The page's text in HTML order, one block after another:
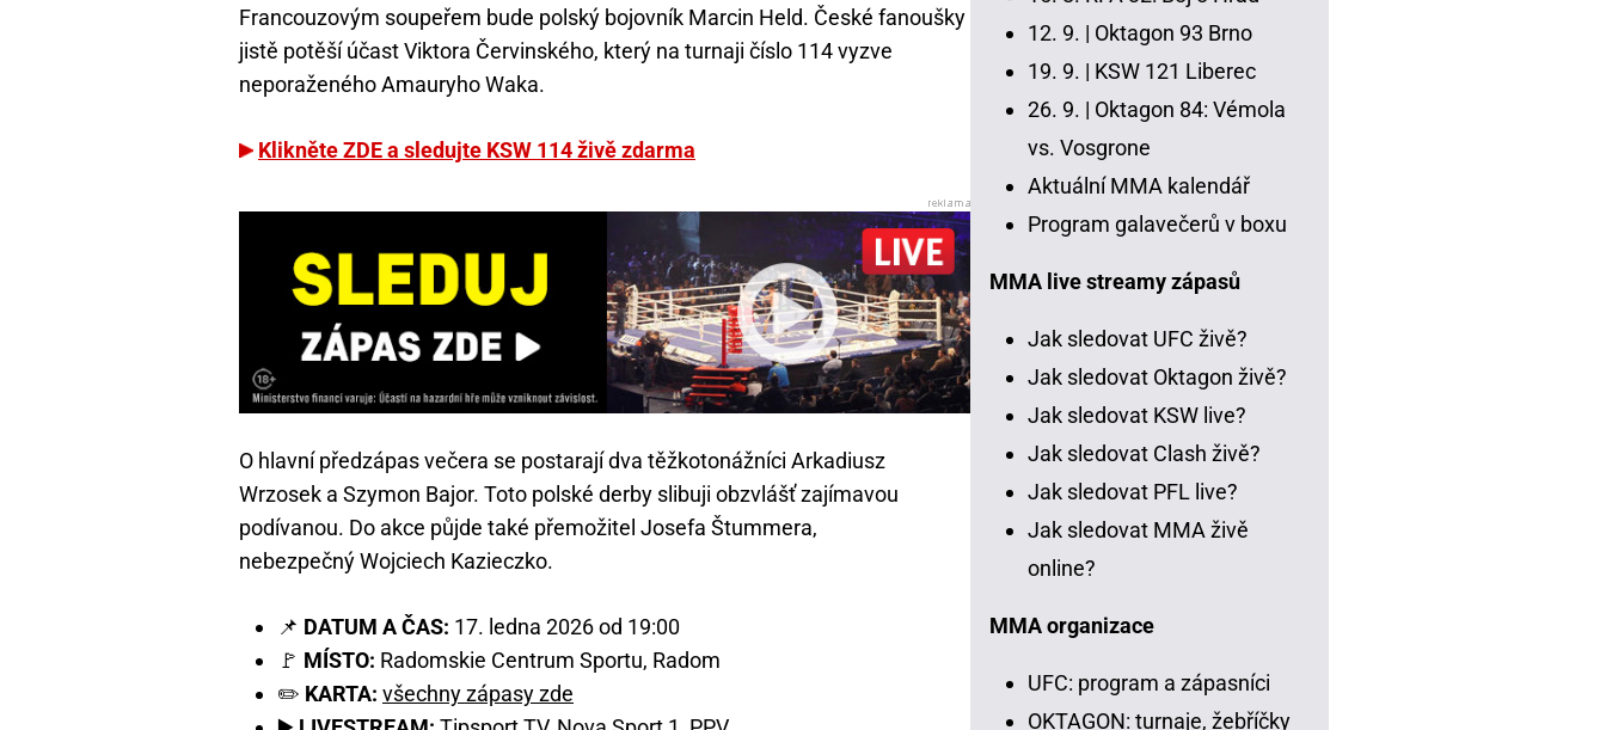
Francouzovým soupeřem bude polský bojovník Marcin Held. České fanoušky
jistě potěší účast Viktora Červinského, který na turnaji číslo 114 vyzve
neporaženého Amauryho Waka.
Klikněte ZDE a sledujte KSW 114 živě zdarma
O hlavní předzápas večera se postarají dva těžkotonážníci Arkadiusz
Wrzosek a Szymon Bajor. Toto polské derby slibuji obzvlášť zajímavou
podívanou. Do akce půjde také přemožitel Josefa Štummera,
nebezpečný Wojciech Kazieczko.
📌 DATUM A ČAS: 17. ledna 2026 od 19:00
🚩 MÍSTO: Radomskie Centrum Sportu, Radom
✏️ KARTA: všechny zápasy zde
12. 9. | Oktagon 93 Brno
19. 9. | KSW 121 Liberec
26. 9. | Oktagon 84: Vémola
vs. Vosgrone
Aktuální MMA kalendář
Program galavečerů v boxu
MMA live streamy zápasů
Jak sledovat UFC živě?
Jak sledovat Oktagon živě?
Jak sledovat KSW live?
Jak sledovat Clash živě?
Jak sledovat PFL live?
Jak sledovat MMA živě
online?
MMA organizace
UFC: program a zápasníci
OKTAGON: turnaje, žebříčky